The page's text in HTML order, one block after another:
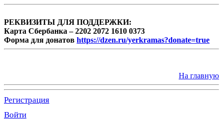
РЕКВИЗИТЫ ДЛЯ ПОДДЕРЖКИ:
Карта Сбербанка – 2202 2072 1610 0373
Форма для донатов https://dzen.ru/yerkramas?donate=true
На главную
Регистрация
Войти